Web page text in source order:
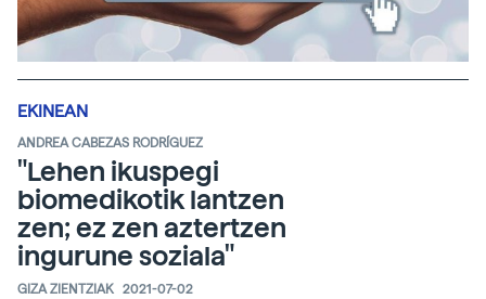
EKINEAN
ANDREA CABEZAS RODRÍGUEZ
"Lehen ikuspegi
biomedikotik lantzen
zen; ez zen aztertzen
ingurune soziala"
GIZA ZIENTZIAK 2021-07-02